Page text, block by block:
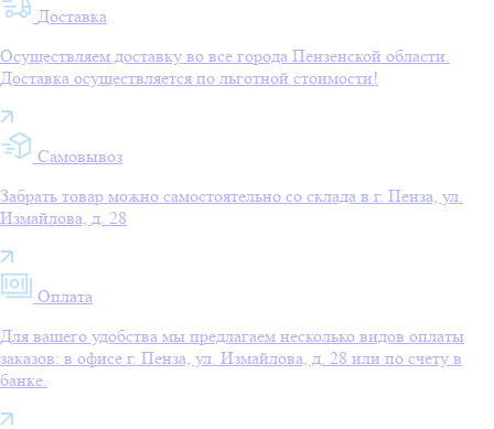
Доставка
Осуществляем доставку во все города Пензенской области.
Доставка осуществляется по льготной стоимости!
Самовывоз
Забрать товар можно самостоятельно со склада в г. Пенза, ул.
Измайлова, д. 28
Оплата
Для вашего удобства мы предлагаем несколько видов оплаты
заказов: в офисе г. Пенза, ул. Измайлова, д. 28 или по счету в
банке.